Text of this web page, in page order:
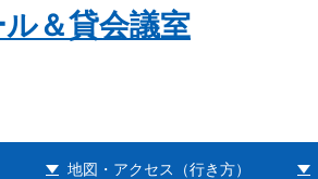
＆貸会議室
地図・アクセス（行き方）